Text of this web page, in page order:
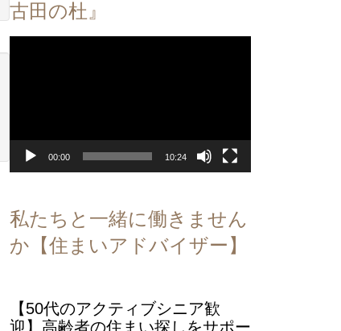
古田の杜』
ヤ
00:00 10:24
私たちと一緒に働きません
か【住まいアドバイザー】
【50代のアクティブシニア歓
迎】高齢者の住まい探しをサポー